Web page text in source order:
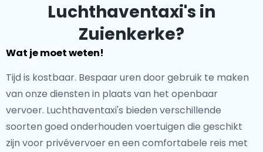
Luchthaventaxi's in
Zuienkerke?
Wat je moet weten!
Tijd is kostbaar. Bespaar uren door gebruik te maken
van onze diensten in plaats van het openbaar
vervoer. Luchthaventaxi's bieden verschillende
soorten goed onderhouden voertuigen die geschikt
zijn voor privévervoer en een comfortabele reis met